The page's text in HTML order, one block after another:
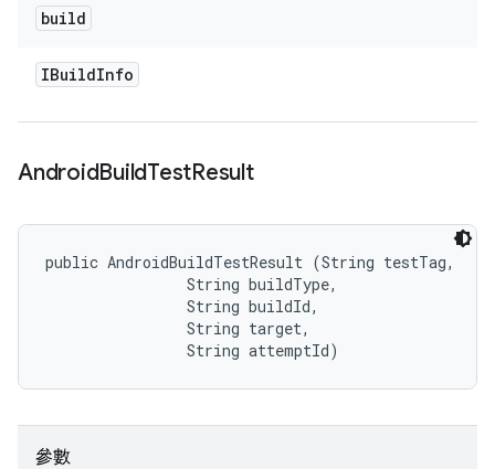
build
IBuildInfo
AndroidBuildTestResult
public AndroidBuildTestResult (String testTag,
                String buildType,
                String buildId,
                String target,
                String attemptId)
參數